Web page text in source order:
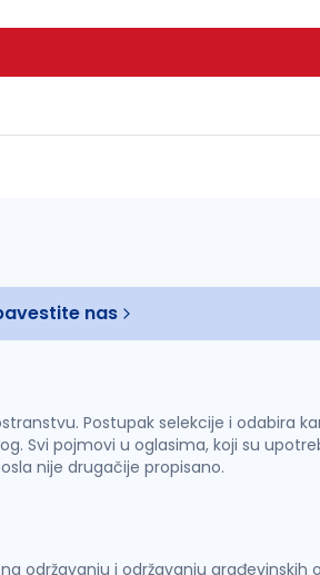
nas
Postupak selekcije i odabira
Svi pojmovi u oglasima, koji su
nije drugačije propisano.
na održavanju i održavanju